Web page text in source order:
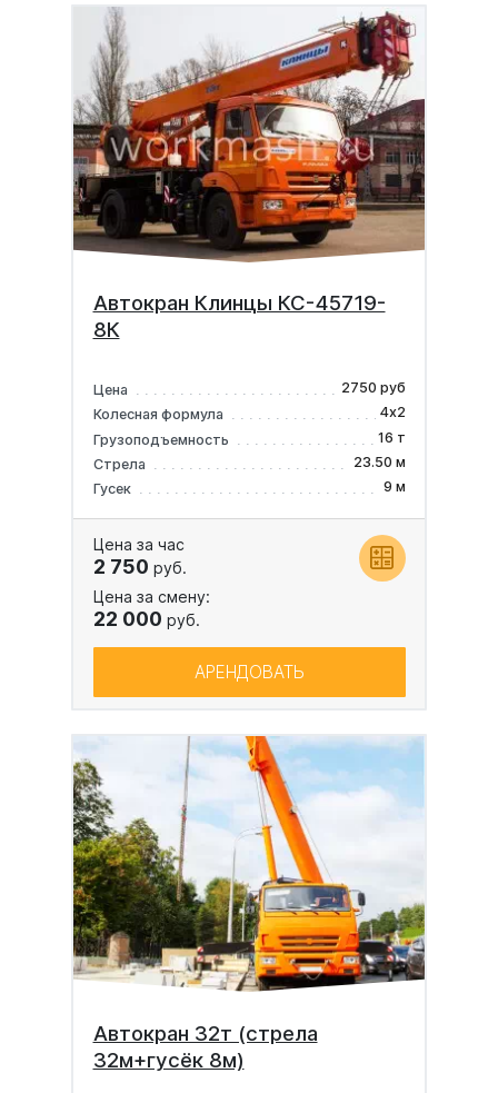
Автокран Клинцы КС-45719-
8К
Цена
2750 руб
Колесная формула
4х2
Грузоподъемность
16 т
Стрела
23.50 м
Гусек
9 м
Цена за час
2 750 руб.
Цена за смену:
22 000 руб.
АРЕНДОВАТЬ
Автокран 32т (стрела
32м+гусёк 8м)